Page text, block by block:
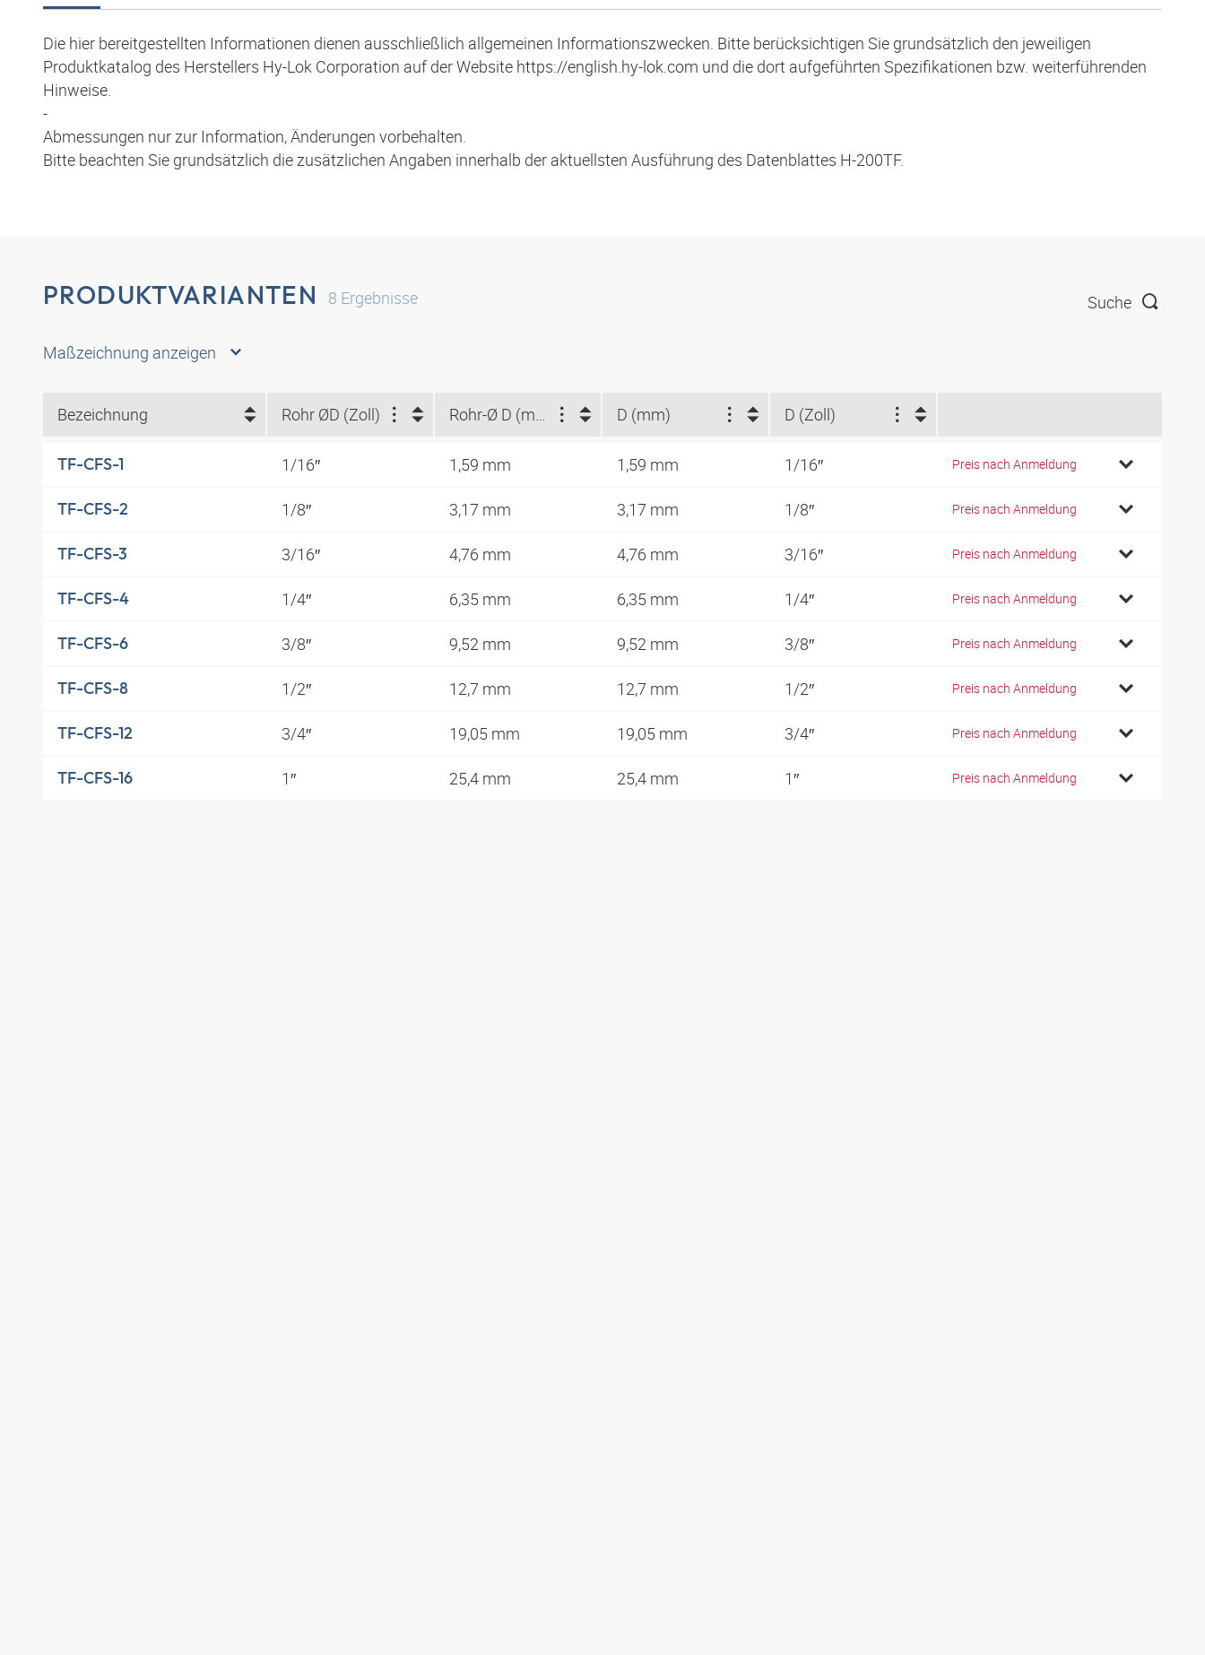
Die hier bereitgestellten Informationen dienen ausschließlich allgemeinen Informationszwecken. Bitte berücksichtigen Sie grundsätzlich den jeweiligen
Produktkatalog des Herstellers Hy-Lok Corporation auf der Website https://english.hy-lok.com und die dort aufgeführten Spezifikationen bzw. weiterführenden
Hinweise.
-
Abmessungen nur zur Information, Änderungen vorbehalten.
Bitte beachten Sie grundsätzlich die zusätzlichen Angaben innerhalb der aktuellsten Ausführung des Datenblattes H-200TF.
PRODUKTVARIANTEN 8 Ergebnisse Suche
Maßzeichnung anzeigen
Bezeichnung Rohr ØD (Zoll) Rohr-Ø D (mm) D (mm) D (Zoll)
TF-CFS-1 1/16″ 1,59 mm 1,59 mm 1/16″ Preis nach Anmeldung
TF-CFS-2 1/8″ 3,17 mm 3,17 mm 1/8″ Preis nach Anmeldung
TF-CFS-3 3/16″ 4,76 mm 4,76 mm 3/16″ Preis nach Anmeldung
TF-CFS-4 1/4″ 6,35 mm 6,35 mm 1/4″ Preis nach Anmeldung
TF-CFS-6 3/8″ 9,52 mm 9,52 mm 3/8″ Preis nach Anmeldung
TF-CFS-8 1/2″ 12,7 mm 12,7 mm 1/2″ Preis nach Anmeldung
TF-CFS-12 3/4″ 19,05 mm 19,05 mm 3/4″ Preis nach Anmeldung
TF-CFS-16 1″ 25,4 mm 25,4 mm 1″ Preis nach Anmeldung